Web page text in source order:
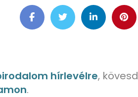
hírlevélre, kövesd
.